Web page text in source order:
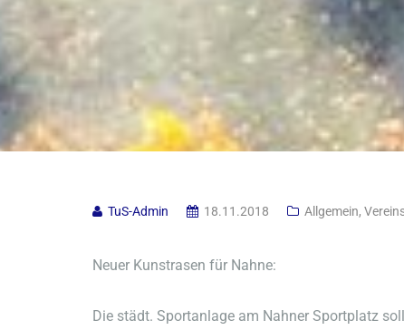
TuS-Admin 18.11.2018 Allgemein,
Neuer Kunstrasen für Nahne:
Die städt. Sportanlage am Nahner Sportplatz